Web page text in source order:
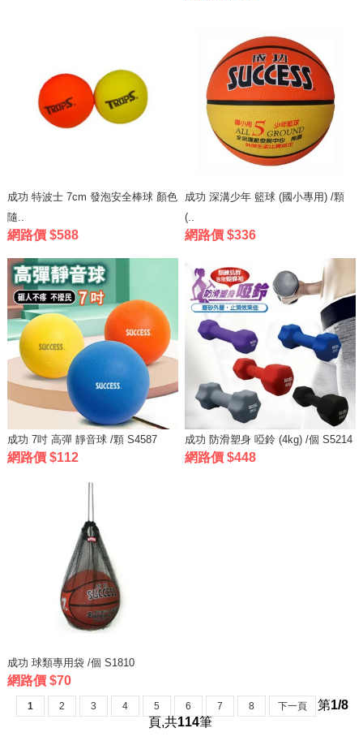
成功 特波士 7cm 發泡安全棒球 顏色
隨..
網路價 $588
成功 深溝少年 籃球 (國小專用) /顆
(..
網路價 $336
成功 7吋 高彈 靜音球 /顆 S4587
網路價 $112
成功 防滑塑身 啞鈴 (4kg) /個 S5214
網路價 $448
成功 球類專用袋 /個 S1810
網路價 $70
1 2 3 4 5 6 7 8 下一頁 第1/8
頁,共114筆